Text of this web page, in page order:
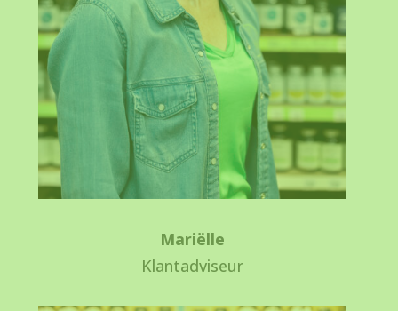
Mariëlle
Klantadviseur